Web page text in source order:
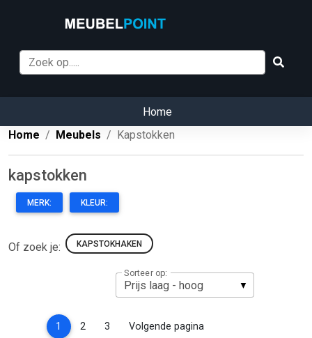
Home
Home
Meubels Kapstokken
kapstokken
MERK: KLEUR:
Of zoek je: KAPSTOKHAKEN
Sorteer op:
1 (current)
2 3 Volgende pagina